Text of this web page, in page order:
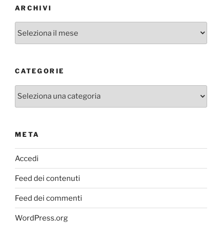
ARCHIVI
CATEGORIE
Categorie
META
Accedi
Feed dei contenuti
Feed dei commenti
WordPress.org